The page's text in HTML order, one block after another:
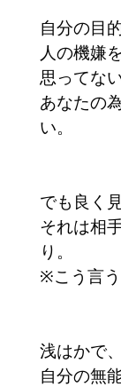
自分の目
人の機嫌
思ってな
あなたの
い。
でも良く
それは相
り。
※こう言
浅はかで
自分の無